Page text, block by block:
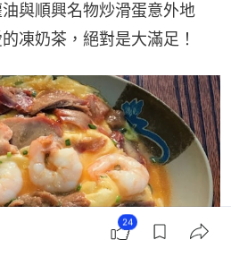
與順興名物炒滑蛋意外地
凍奶茶，絕對是大滿足！
24